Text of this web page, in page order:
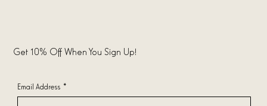
Get 10% Off When You Sign Up!
Email Address *